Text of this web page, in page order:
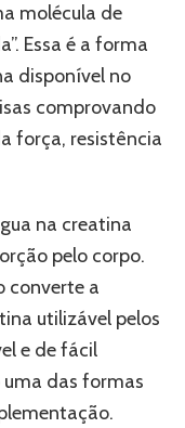
molécula de
Essa é a forma
disponível no
comprovando
força, resistência
na creatina
pelo corpo.
converte a
utilizável pelos
e de fácil
das formas